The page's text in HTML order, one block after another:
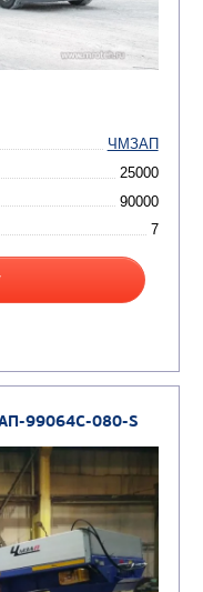
цену
ЧМЗАП-99904-